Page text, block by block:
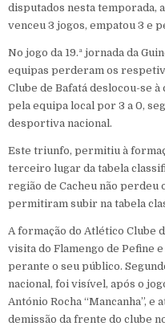
disputados nesta temporada,
venceu 3 jogos, empatou 3 e
No jogo da 19.ª jornada da
equipas perderam os
Clube de Bafatá deslocou-se
pela equipa local por 3 a 0,
desportiva nacional.
Este triunfo, permitiu à
terceiro lugar da tabela
região de Cacheu não perdeu
permitiram subir na tabela
A formação do Atlético Clube
visita do Flamengo de Pefine
perante o seu público.
nacional, foi visível, após o
António Rocha “Mancanha”, e
demissão da frente do clube